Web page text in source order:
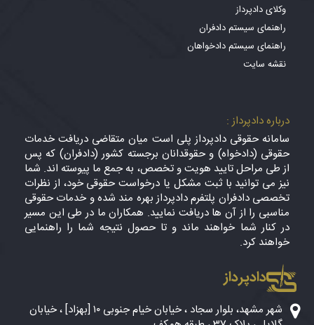
وکلای دادپرداز
راهنمای سیستم دادفران
راهنمای سیستم دادخواهان
نقشه سایت
درباره دادپرداز :
سامانه حقوقی دادپرداز پلی است میان متقاضی دریافت خدمات
حقوقی (دادخواه) و حقوقدانان برجسته کشور (دادفران) که پس
از طی مراحل تایید هویت و تخصص، به جمع ما پیوسته اند. شما
نیز می توانید با ثبت مشکل یا درخواست حقوقی خود، از نظرات
تخصصی دادفران پلتفرم دادپرداز بهره مند شده و خدمات حقوقی
مناسبی را از آن ها دریافت نمایید. همکاران ما در طی این مسیر
در کنار شما خواهند ماند و تا حصول نتیجه شما را راهنمایی
خواهند کرد.
دادپرداز
شهر مشهد، بلوار سجاد ، خیابان خیام جنوبی ۱۰ [بهزاد] ، خیابان